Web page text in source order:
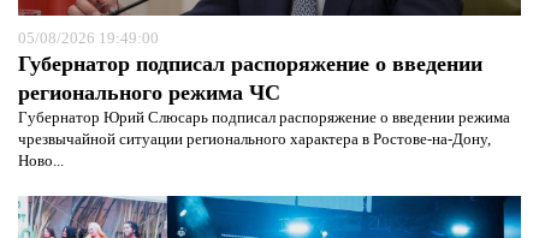
05/08/2026 19:49:00
Губернатор подписал распоряжение о введении
регионального режима ЧС
Губернатор Юрий Слюсарь подписал распоряжение о введении режима
чрезвычайной ситуации регионального характера в Ростове-на-Дону,
Ново...